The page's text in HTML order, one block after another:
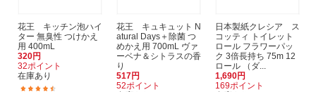
花王 キッチン泡ハイ
ター 無臭性 つけかえ
用 400mL
320円
32ポイント
在庫あり
花王 キュキュット N
atural Days＋除菌 つ
めかえ用 700mL ヴァ
ーベナ＆シトラスの香
り
517円
52ポイント
日本製紙クレシア ス
コッティ トイレット
ロール フラワーパッ
ク 3倍長持ち 75m 12
ロール （ダ...
1,690円
169ポイント